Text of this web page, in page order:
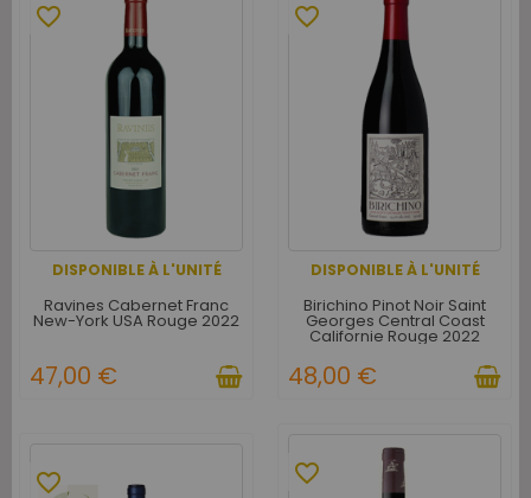
DISPONIBLE À L'UNITÉ
favorite_border
Ravines Cabernet Franc
New-York USA Rouge 2022
47,00 €
DISPONIBLE À L'UNITÉ
favorite_border
Birichino Pinot Noir Saint
Georges Central Coast
Californie Rouge 2022
48,00 €
favorite_border favorite_border